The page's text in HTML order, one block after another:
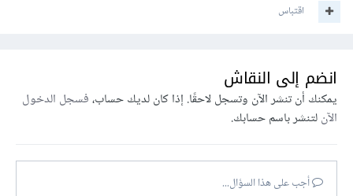
اقتباس
انضم إلى النقاش
يمكنك أن تنشر الآن وتسجل لاحقًا. إذا كان لديك حساب،فسجل الدخول
الآنلتنشر باسم حسابك.
أجب على هذا السؤال...